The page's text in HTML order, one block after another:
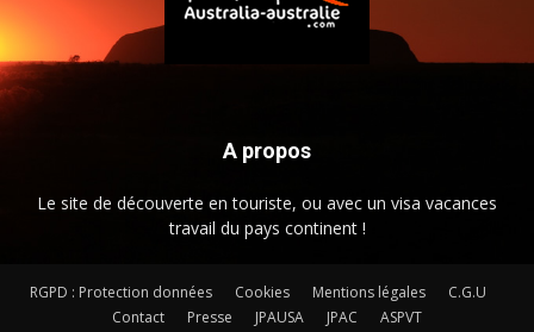
A propos
Le site de découverte en touriste, ou avec un visa vacances
travail du pays continent !
RGPD : Protection données Cookies Mentions légales
C.G.U
Contact
Presse JPAUSA JPAC ASPVT